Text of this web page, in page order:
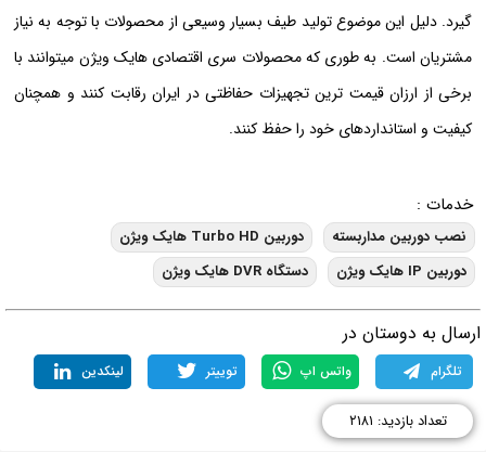
گیرد. دلیل این موضوع تولید طیف بسیار وسیعی از محصولات با توجه به نیاز
مشتریان است. به طوری که محصولات سری اقتصادی هایک ویژن میتوانند با
برخی از ارزان قیمت ترین تجهیزات حفاظتی در ایران رقابت کنند و همچنان
کیفیت و استانداردهای خود را حفظ کنند.
خدمات :
نصب دوربین مداربسته
دوربین Turbo HD هایک ویژن
دوربین IP هایک ویژن
دستگاه DVR هایک ویژن
به دوستان در
تلگرام واتس اپ توییتر لینکدین
تعداد بازدید: ۲۱۸۱